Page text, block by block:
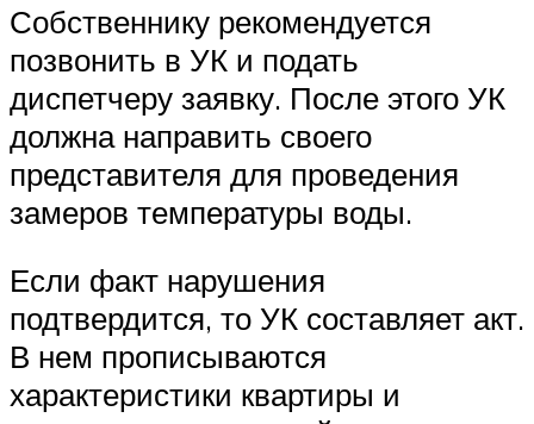
Собственнику рекомендуется
позвонить в УК и подать
диспетчеру заявку. После этого УК
должна направить своего
представителя для проведения
замеров температуры воды.
Если факт нарушения
подтвердится, то УК составляет акт.
В нем прописываются
характеристики квартиры и